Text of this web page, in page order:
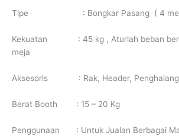
Tipe : Bongkar Pasang ( 4
Kekuatan : 45 kg , Aturlah beban
meja
Aksesoris : Rak, Header, Penghalang
Berat Booth : 15 – 20 Kg
Penggunaan : Untuk Jualan Berbagai